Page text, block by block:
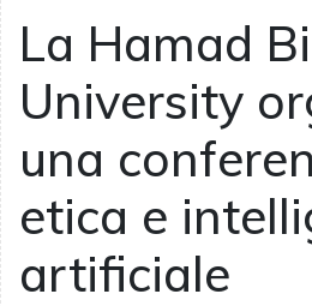
La Hamad
University
una
etica e
artificiale